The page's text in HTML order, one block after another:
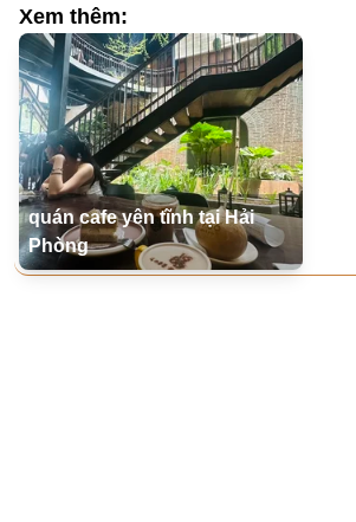
Xem thêm:
quán cafe yên tĩnh tại Hải
Phòng